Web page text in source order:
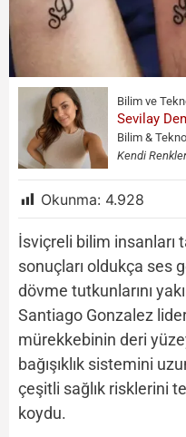
Bilim ve
Sevilay
Bilim &
Kendi
Okunma: 4.928
İsviçreli bilim insanları
sonuçları oldukça ses
dövme tutkunlarını
Santiago Gonzalez
mürekkebinin deri
bağışıklık sistemini
çeşitli sağlık risklerini
koydu.